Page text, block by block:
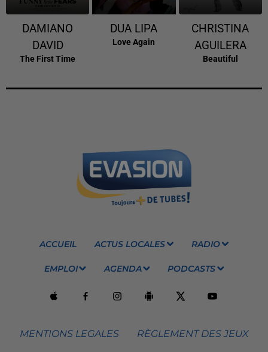
DAMIANO
DAVID
The First Time
DUA LIPA
Love Again
CHRISTINA
AGUILERA
Beautiful
ACCUEIL ACTUS LOCALES RADIO
EMPLOI AGENDA PODCASTS
MENTIONS LEGALES RÈGLEMENT DES JEUX